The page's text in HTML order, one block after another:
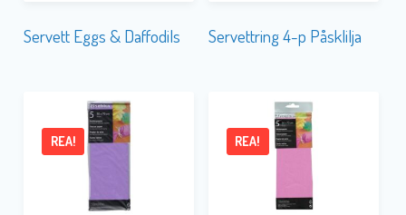
Servett Eggs & Daffodils Servettring 4-p Påsklilja
REA! REA!